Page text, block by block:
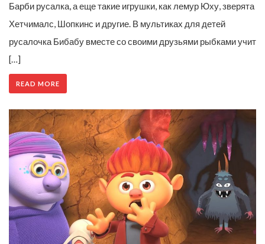
Барби русалка, а еще такие игрушки, как лемур Юху, зверята
Хетчималс, Шопкинс и другие. В мультиках для детей
русалочка Бибабу вместе со своими друзьями рыбками учит
[…]
READ MORE